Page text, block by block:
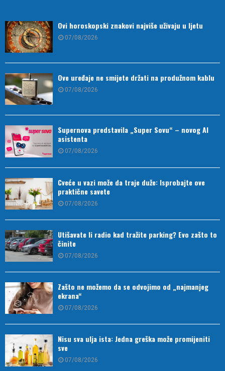
Ovi horoskopski znakovi najviše uživaju u ljetu
07/08/2026
Ove uređaje ne smijete držati na produžnom kablu
07/08/2026
Supernova predstavila „Super Sovu“ – novog AI
asistenta
07/08/2026
Cveće u vazi može da traje duže: Isprobajte ove
praktične savete
07/08/2026
Utišavate li radio kad tražite parking? Evo zašto to
činite
07/08/2026
Zašto ne možemo da se odvojimo od „najmanjeg
ekrana“
07/08/2026
Nisu sva ulja ista: Jedna greška može promijeniti
sve
07/08/2026